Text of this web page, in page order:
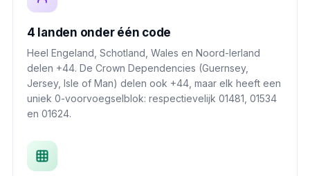
4 landen onder één code
Heel Engeland, Schotland, Wales en Noord-Ierland
delen +44. De Crown Dependencies (Guernsey,
Jersey, Isle of Man) delen ook +44, maar elk heeft een
uniek 0-voorvoegselblok: respectievelijk 01481, 01534
en 01624.